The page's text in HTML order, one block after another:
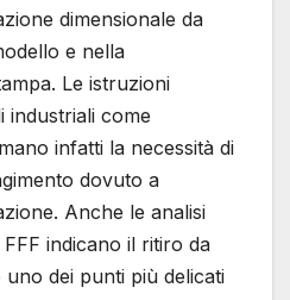
dimensionale da
e nella
Le istruzioni
industriali come
infatti la necessità di
dovuto a
Anche le analisi
indicano il ritiro da
dei punti più delicati